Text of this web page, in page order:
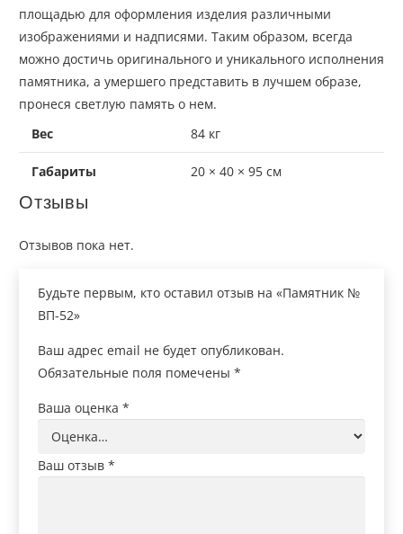
площадью для оформления изделия различными
изображениями и надписями. Таким образом, всегда
можно достичь оригинального и уникального исполнения
памятника, а умершего представить в лучшем образе,
пронеся светлую память о нем.
Вес
84 кг
Габариты 20 × 40 × 95 см
Отзывы
Отзывов пока нет.
Будьте первым, кто оставил отзыв на «Памятник №
ВП-52»
Ваш адрес email не будет опубликован.
Обязательные поля помечены *
Ваша оценка *
Ваш отзыв *